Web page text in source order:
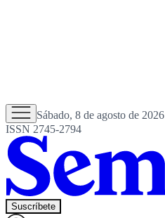
Sábado, 8 de agosto de 2026
ISSN 2745-2794
Suscríbete